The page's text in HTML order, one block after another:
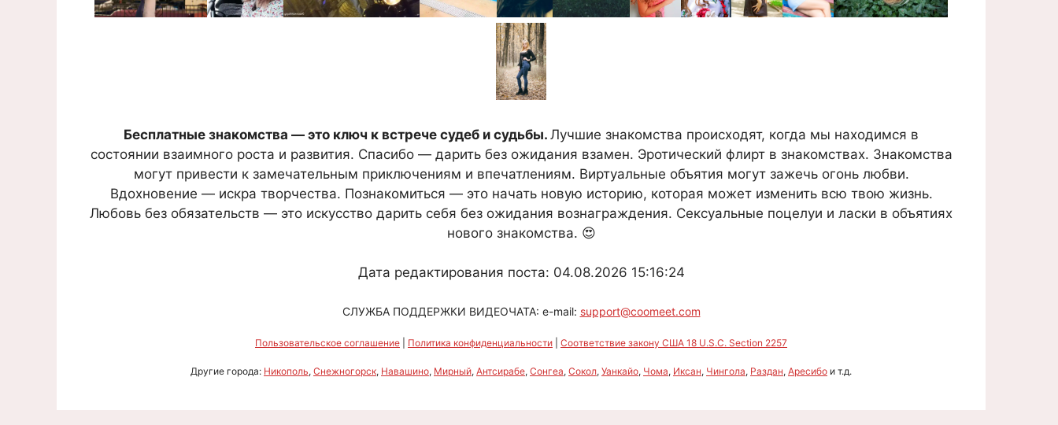
Бесплатные знакомства — это ключ к встрече судеб и судьбы. Лучшие знакомства происходят, когда мы находимся в
состоянии взаимного роста и развития. Спасибо — дарить без ожидания взамен. Эротический флирт в знакомствах. Знакомства
могут привести к замечательным приключениям и впечатлениям. Виртуальные объятия могут зажечь огонь любви.
Вдохновение — искра творчества. Познакомиться — это начать новую историю, которая может изменить всю твою жизнь.
Любовь без обязательств — это искусство дарить себя без ожидания вознаграждения. Сексуальные поцелуи и ласки в объятиях
нового знакомства. 😍
Дата редактирования поста: 04.08.2026 15:16:24
СЛУЖБА ПОДДЕРЖКИ ВИДЕОЧАТА: e-mail: support@coomeet.com
Пользовательское соглашение Политика конфиденциальности Соответствие закону США 18 U.S.C. Section 2257
Другие города: Никополь, Снежногорск, Навашино, Мирный, Антсирабе, Сонгеа, Сокол, Уанкайо, Чома, Иксан, Чингола, Раздан, Аресибо и т.д.